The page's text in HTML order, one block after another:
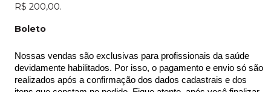
R$ 200,00.
Boleto
Nossas vendas são exclusivas para profissionais da saúde
devidamente habilitados. Por isso, o pagamento e envio só são
realizados após a confirmação dos dados cadastrais e dos